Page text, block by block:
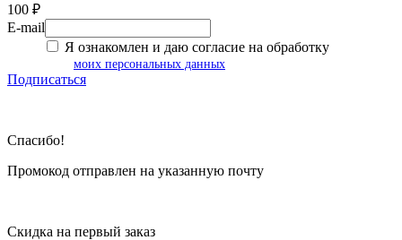
100 ₽
E-mail
Я ознакомлен и даю согласие на обработку
моих персональных данных
Подписаться
Спасибо!
Промокод отправлен на указанную почту
Скидка на первый заказ